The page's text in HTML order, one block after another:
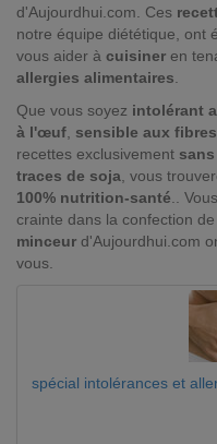
d'Aujourdhui.com. Ces
notre équipe diététique, ont
vous aider à cuisiner en
allergies alimentaires
Que vous soyez intolérant
à l'œuf sensible aux fibres
recettes exclusivement
traces de soja , vous
100% nutrition-santé ..
crainte dans la confection
minceur d'Aujourdhui.com
vous.
spécial intolérances et